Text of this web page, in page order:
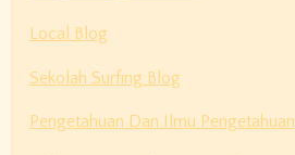
Local Blog
Sekolah Surfing Blog
Pengetahuan Dan Ilmu Pengetahuan